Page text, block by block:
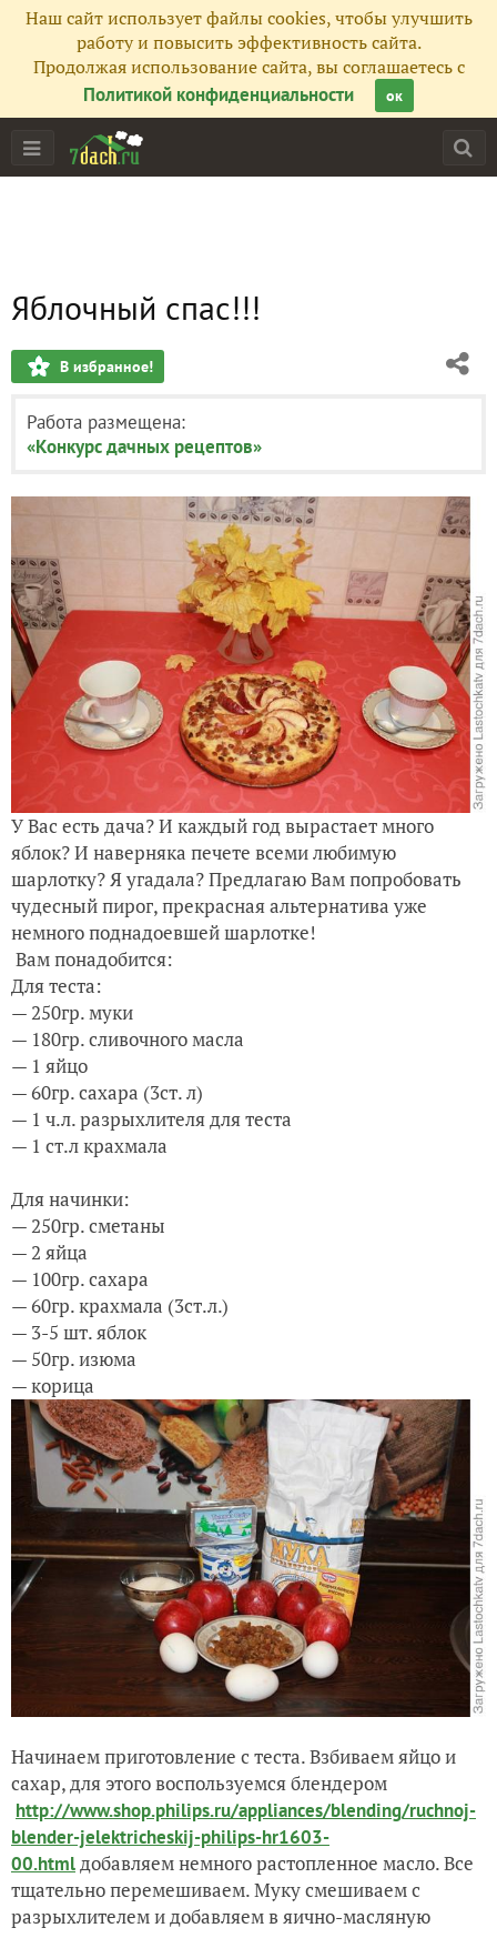
Наш сайт использует файлы cookies, чтобы улучшить
работу и повысить эффективность сайта.
Продолжая использование сайта, вы соглашаетесь с
Политикой конфиденциальности
ок
Яблочный спас!!!
В избранное!
Работа размещена:
«Конкурс дачных рецептов»
У Вас есть дача? И каждый год вырастает много
яблок? И наверняка печете всеми любимую
шарлотку? Я угадала? Предлагаю Вам попробовать
чудесный пирог, прекрасная альтернатива уже
немного поднадоевшей шарлотке!
Вам понадобится:
Для теста:
— 250гр. муки
— 180гр. сливочного масла
— 1 яйцо
— 60гр. сахара (3ст. л)
— 1 ч.л. разрыхлителя для теста
— 1 ст.л крахмала
Для начинки:
— 250гр. сметаны
— 2 яйца
— 100гр. сахара
— 60гр. крахмала (3ст.л.)
— 3-5 шт. яблок
— 50гр. изюма
— корица
Начинаем приготовление с теста. Взбиваем яйцо и
сахар, для этого воспользуемся блендером
http://www.shop.philips.ru/appliances/blending/ruchnoj-
blender-jelektricheskij-philips-hr1603-
00.htmlдобавляем немного растопленное масло. Все
тщательно перемешиваем. Муку смешиваем с
разрыхлителем и добавляем в яично-масляную